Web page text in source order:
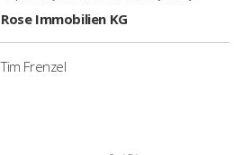
Rose Immobilien KG
Tim Frenzel